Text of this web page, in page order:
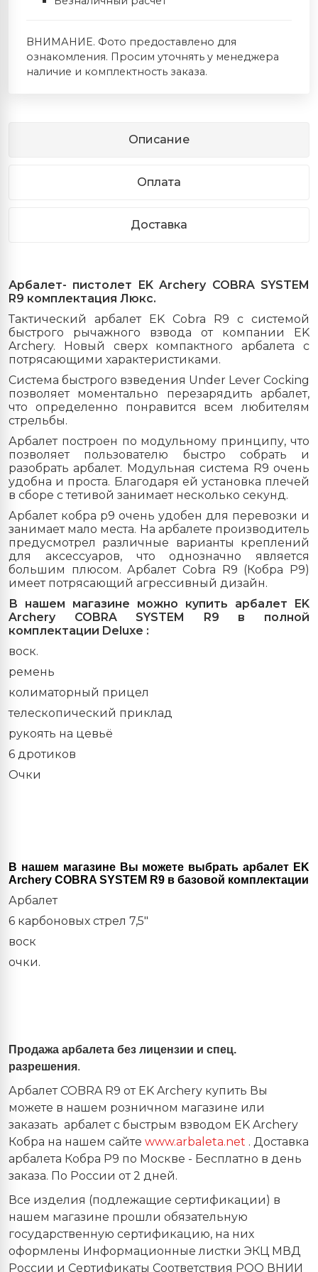
ВНИМАНИЕ. Фото предоставлено для
ознакомления. Просим уточнять у менеджера
наличие и комплектность заказа.
Описание
Оплата
Доставка
Арбалет- пистолет EK Archery COBRA SYSTEM
R9 комплектация Люкс.
Тактический арбалет EK Cobra R9 с системой
быстрого рычажного взвода от компании EK
Archery. Новый сверх компактного арбалета с
потрясающими характеристиками.
Система быстрого взведения Under Lever Cocking
позволяет моментально перезарядить арбалет,
что определенно понравится всем любителям
стрельбы.
Арбалет построен по модульному принципу, что
позволяет пользователю быстро собрать и
разобрать арбалет. Модульная система R9 очень
удобна и проста. Благодаря ей установка плечей
в сборе с тетивой занимает несколько секунд.
Арбалет кобра р9 очень удобен для перевозки и
занимает мало места. На арбалете производитель
предусмотрел различные варианты креплений
для аксессуаров, что однозначно является
большим плюсом. Арбалет Cobra R9 (Кобра Р9)
имеет потрясающий агрессивный дизайн.
В нашем магазине можно купить арбалет EK
Archery COBRA SYSTEM R9 в полной
комплектации Deluxe :
воск.
ремень
колиматорный прицел
телескопический приклад
рукоять на цевьё
6 дротиков
Очки
В нашем магазине Вы можете выбрать арбалет EK
Archery COBRA SYSTEM R9 в базовой комплектации
Арбалет
6 карбоновых стрел 7,5"
воск
очки.
Продажа арбалета без лицензии и спец.
разрешения.
Арбалет COBRA R9 от EK Archery купить Вы
можете в нашем розничном магазине или
заказать арбалет с быстрым взводом EK Archery
Кобра на нашем сайте www.arbal eta.net . Доставка
арбалета Кобра Р9 по Москве - Бесплатно в день
заказа. По России от 2 дней.
Все изделия (подлежащие сертификации) в
нашем магазине прошли обязательную
государственную сертификацию, на них
оформлены Информационные листки ЭКЦ МВД
России и Сертификаты Соответствия РОО ВНИИ